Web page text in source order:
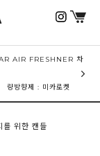
AIR FRESHNER 차
량방향제 : 미카로켓
위한 캔들